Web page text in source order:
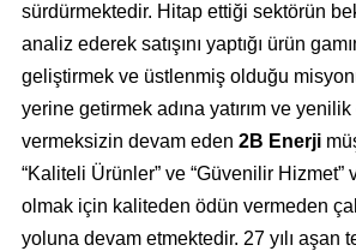
sürdürmektedir. Hitap ettiği sektörün
analiz ederek satışını yaptığı ürün
geliştirmek ve üstlenmiş olduğu
yerine getirmek adına yatırım ve yenilik
vermeksizin devam eden 2B Enerji
“Kaliteli Ürünler” ve “Güvenilir Hizmet”
olmak için kaliteden ödün vermeden
yoluna devam etmektedir. 27 yılı aşan